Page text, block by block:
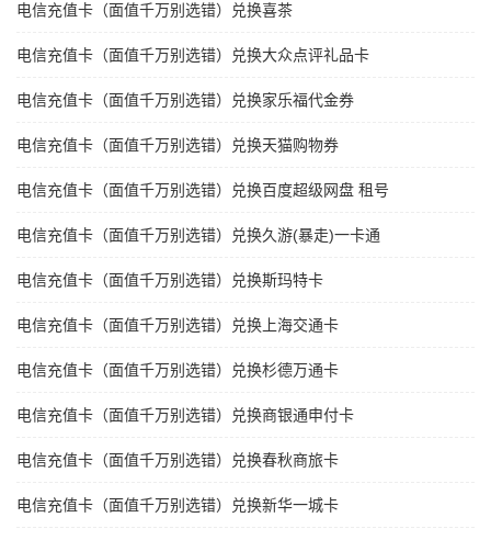
电信充值卡（面值千万别选错）兑换喜茶
电信充值卡（面值千万别选错）兑换大众点评礼品卡
电信充值卡（面值千万别选错）兑换家乐福代金券
电信充值卡（面值千万别选错）兑换天猫购物券
电信充值卡（面值千万别选错）兑换百度超级网盘 租号
电信充值卡（面值千万别选错）兑换久游(暴走)一卡通
电信充值卡（面值千万别选错）兑换斯玛特卡
电信充值卡（面值千万别选错）兑换上海交通卡
电信充值卡（面值千万别选错）兑换杉德万通卡
电信充值卡（面值千万别选错）兑换商银通申付卡
电信充值卡（面值千万别选错）兑换春秋商旅卡
电信充值卡（面值千万别选错）兑换新华一城卡